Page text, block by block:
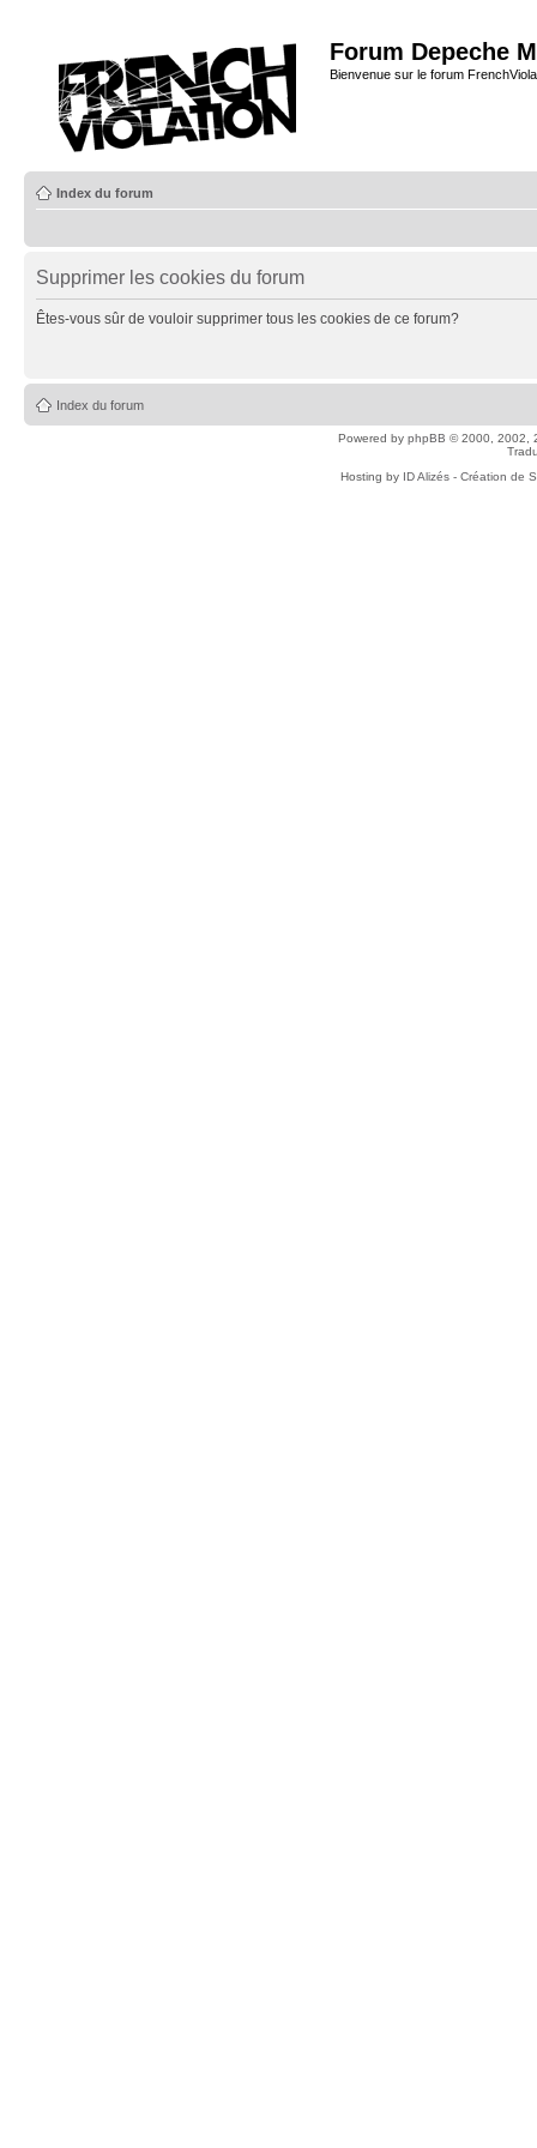
Forum Depeche
Bienvenue sur le forum
Index du forum
Supprimer les cookies du forum
Êtes-vous sûr de vouloir supprimer tous les cookies de ce forum?
Index du forum
Powered by phpBB © 2000, 2002,
Hosting by ID Alizés - Création de